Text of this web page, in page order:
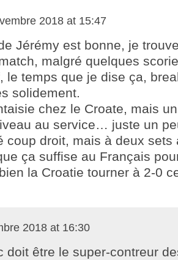
2018 at 15:47
Jérémy est bonne, je
malgré quelques
le temps que je dise ça,
solidement.
chez le Croate, mais
au service… juste un
coup droit, mais à deux sets
ça suffise au Français
la Croatie tourner à 2-0
2018 at 16:30
doit être le super-contreur